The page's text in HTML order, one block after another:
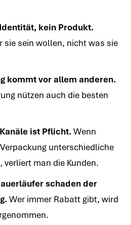
kein Produkt.
sie sein wollen, nicht was sie
kommt vor allem anderen.
nützen auch die besten
ist Pflicht.Wenn
unterschiedliche
man die Kunden.
schaden der
Wer immer Rabatt gibt, wird